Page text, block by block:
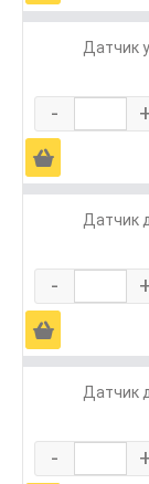
Датчик
-
Ä
Датчик
-
Ä
Датчик
-